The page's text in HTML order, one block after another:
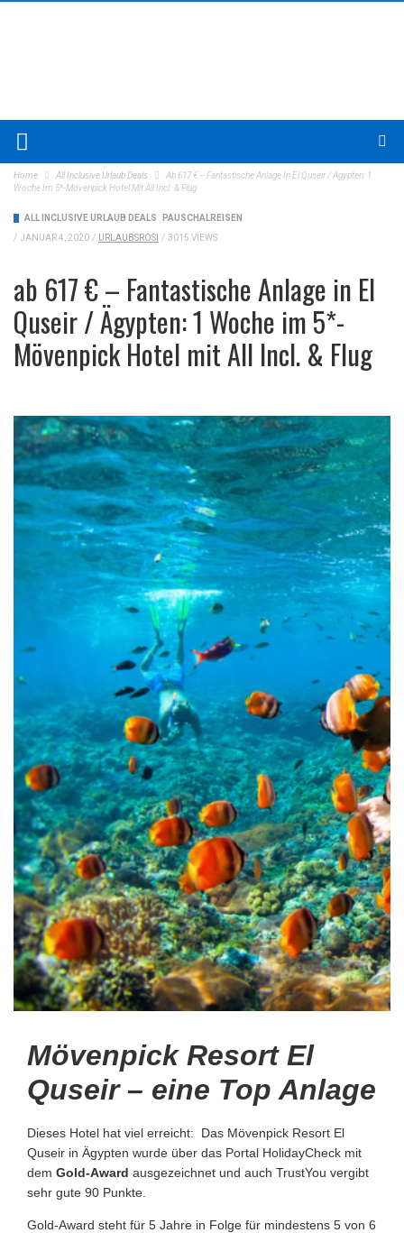
Home All Inclusive Urlaub Deals
Ab 617 € – Fantastische Anlage In El Quseir / Ägypten: 1
Woche Im 5*-Mövenpick Hotel Mit All Incl. & Flug
ALL INCLUSIVE URLAUB DEALS
PAUSCHALREISEN
/ JANUAR 4, 2020 / URLAUBSROSI / 3015 VIEWS
ab 617 € – Fantastische Anlage in El
Quseir / Ägypten: 1 Woche im 5*-
Mövenpick Hotel mit All Incl. & Flug
Mövenpick Resort El
Quseir – eine Top Anlage
Dieses Hotel hat viel erreicht: Das Mövenpick Resort El
Quseir in Ägypten wurde über das Portal HolidayCheck mit
dem Gold-Award ausgezeichnet und auch TrustYou vergibt
sehr gute 90 Punkte.
Gold-Award steht für 5 Jahre in Folge für mindestens 5 von 6